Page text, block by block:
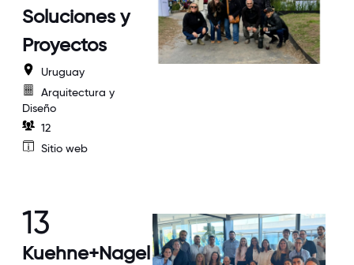
Soluciones y
Proyectos
Uruguay
Arquitectura y
Diseño
12
Sitio web
13
Kuehne+Nagel